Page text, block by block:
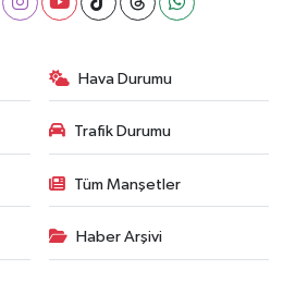
Hava Durumu
Trafik Durumu
Tüm Manşetler
Haber Arşivi